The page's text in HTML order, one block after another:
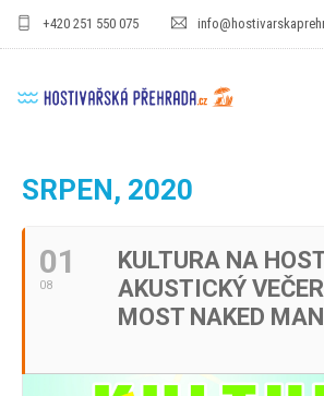
+420 251 550 075
SPORT
SRPEN, 2020
01
08
KULTURA NA
AKUSTICKÝ
MOST NAKED MAN